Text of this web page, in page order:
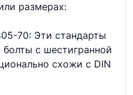
размерах:
70: Эти стандарты
с шестигранной
схожи с DIN